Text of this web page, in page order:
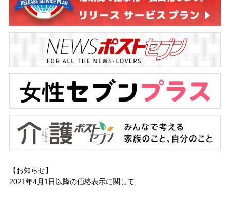
【お知らせ】
2021年4月1日以降の価格表示に関して